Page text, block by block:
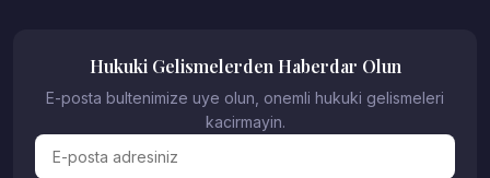
Hukuki Gelismelerden Haberdar Olun
E-posta bultenimize uye olun, onemli hukuki gelismeleri
kacirmayin.